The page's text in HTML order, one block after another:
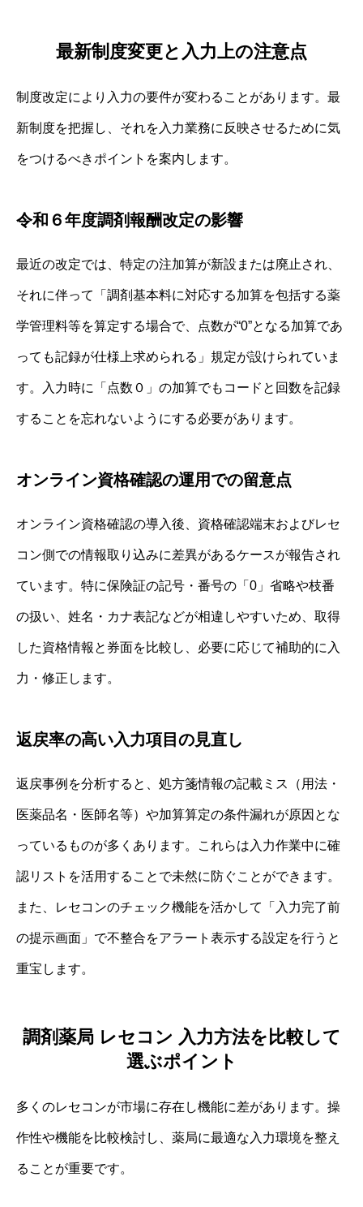
最新制度変更と入力上の注意点
制度改定により入力の要件が変わることがあります。最
新制度を把握し、それを入力業務に反映させるために気
をつけるべきポイントを案内します。
令和６年度調剤報酬改定の影響
最近の改定では、特定の注加算が新設または廃止され、
それに伴って「調剤基本料に対応する加算を包括する薬
学管理料等を算定する場合で、点数が“0”となる加算であ
っても記録が仕様上求められる」規定が設けられていま
す。入力時に「点数０」の加算でもコードと回数を記録
することを忘れないようにする必要があります。
オンライン資格確認の運用での留意点
オンライン資格確認の導入後、資格確認端末およびレセ
コン側での情報取り込みに差異があるケースが報告され
ています。特に保険証の記号・番号の「0」省略や枝番
の扱い、姓名・カナ表記などが相違しやすいため、取得
した資格情報と券面を比較し、必要に応じて補助的に入
力・修正します。
返戻率の高い入力項目の見直し
返戻事例を分析すると、処方箋情報の記載ミス（用法・
医薬品名・医師名等）や加算算定の条件漏れが原因とな
っているものが多くあります。これらは入力作業中に確
認リストを活用することで未然に防ぐことができます。
また、レセコンのチェック機能を活かして「入力完了前
の提示画面」で不整合をアラート表示する設定を行うと
重宝します。
調剤薬局 レセコン 入力方法を比較して
選ぶポイント
多くのレセコンが市場に存在し機能に差があります。操
作性や機能を比較検討し、薬局に最適な入力環境を整え
ることが重要です。